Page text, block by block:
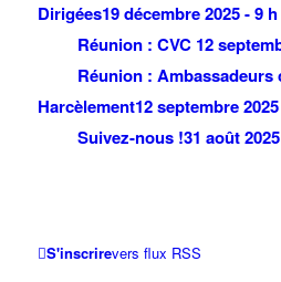
Dirigées19 décembre 2025 - 9
Réunion : CVC 12
Réunion : Ambassadeurs
Harcèlement12 septembre
Suivez-nous !31 août
S'inscrirevers flux RSS